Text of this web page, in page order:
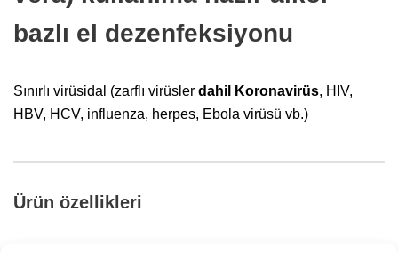
bazlı el dezenfeksiyonu
Sınırlı virüsidal (zarflı virüsler dahil Koronavirüs, HIV,
HBV, HCV, influenza, herpes, Ebola virüsü vb.)
Ürün özellikleri